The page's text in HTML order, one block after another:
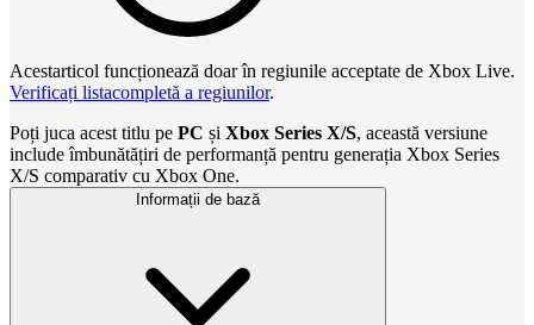
Acestarticol funcționează doar în regiunile acceptate de Xbox Live.
Verificați listacompletă a regiunilor.
Poți juca acest titlu pe PC și Xbox Series X/S, această versiune
include îmbunătățiri de performanță pentru generația Xbox Series
X/S comparativ cu Xbox One.
Informații de bază